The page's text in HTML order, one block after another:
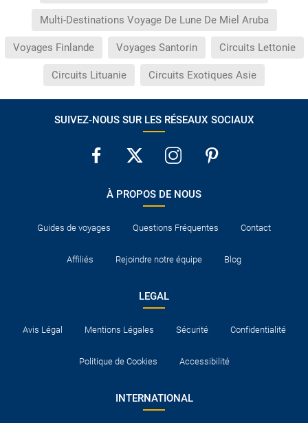
Multi-Destinations Voyage De Lune De Miel Aruba
Voyages Finlande Voyages Santorin Circuits Lettonie
Circuits Lituanie Circuits Exotiques Asie
SUIVEZ-NOUS SUR LES RÉSEAUX SOCIAUX
À PROPOS DE NOUS
Guides de voyages Questions Fréquentes Contact
Affiliés Rejoindre notre équipe Blog
LEGAL
Avis Légal Mentions Légales Sécurité Confidentialité
Politique de Cookies Accessibilité
INTERNATIONAL